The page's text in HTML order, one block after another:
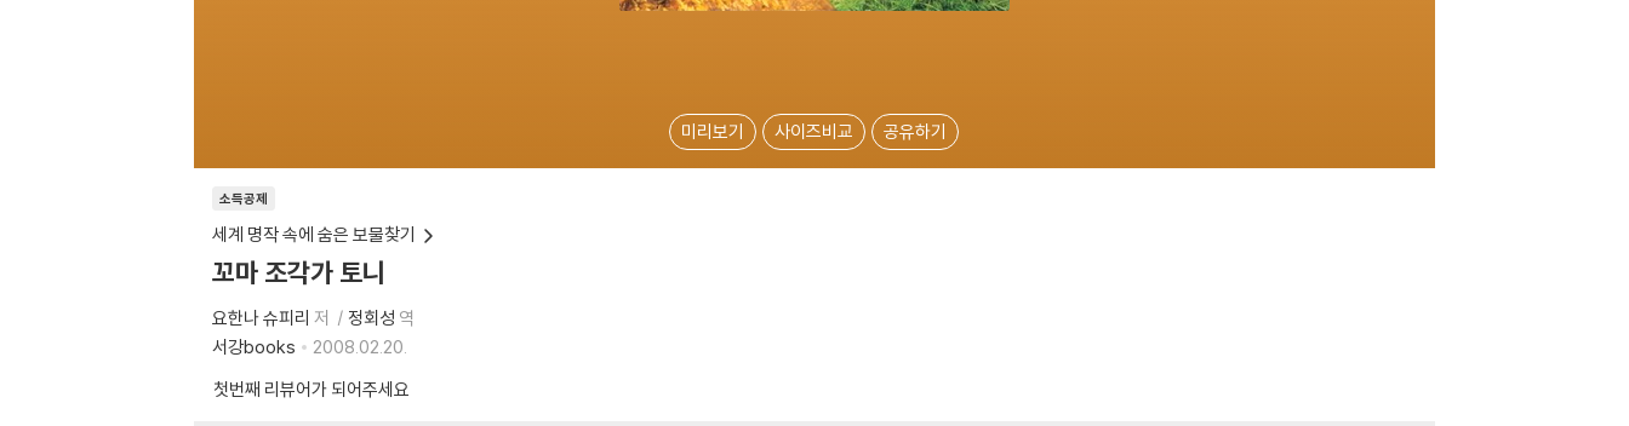
미리보기 사이즈비교 공유하기
소득공제
세계 명작 속에 숨은 보물찾기
꼬마 조각가 토니
요한나 슈피리 저 정회성 역
서강books
2008.02.20.
첫번째 리뷰어가 되어주세요